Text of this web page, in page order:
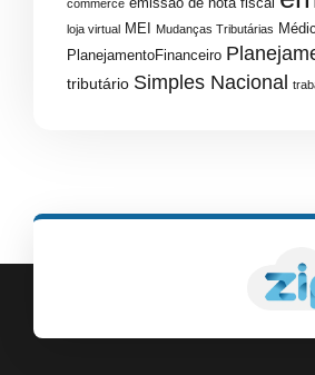
commerce
loja virtual MEI Mudanças Tributárias
PlanejamentoFinanceiro
tributário Simples Nacional